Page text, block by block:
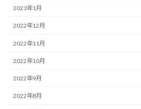
2023年1月
2022年12月
2022年11月
2022年10月
2022年9月
2022年8月